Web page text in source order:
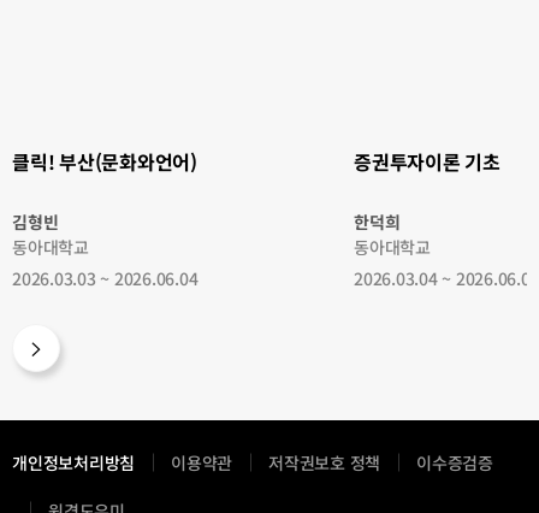
클릭! 부산(문화와언어)
김형빈
동아대학교
2026.03.03 ~ 2026.06.04
증권투자이론 기초
한덕희
동아대학교
2026.03.04 ~ 2026.06.04
개인정보처리방침 이용약관 저작권보호 정책
이수증검증